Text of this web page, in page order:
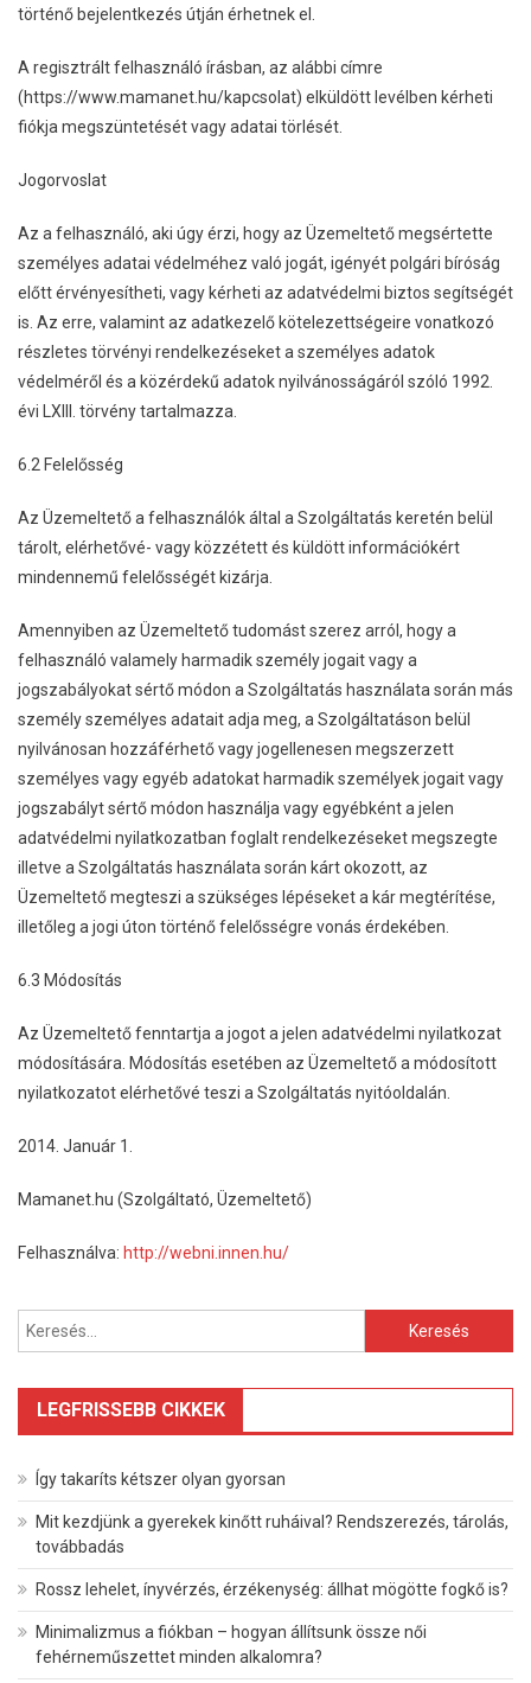
történő bejelentkezés útján érhetnek el.
A regisztrált felhasználó írásban, az alábbi címre
(https://www.mamanet.hu/kapcsolat) elküldött levélben kérheti
fiókja megszüntetését vagy adatai törlését.
Jogorvoslat
Az a felhasználó, aki úgy érzi, hogy az Üzemeltető megsértette
személyes adatai védelméhez való jogát, igényét polgári bíróság
előtt érvényesítheti, vagy kérheti az adatvédelmi biztos segítségét
is. Az erre, valamint az adatkezelő kötelezettségeire vonatkozó
részletes törvényi rendelkezéseket a személyes adatok
védelméről és a közérdekű adatok nyilvánosságáról szóló 1992.
évi LXIII. törvény tartalmazza.
6.2 Felelősség
Az Üzemeltető a felhasználók által a Szolgáltatás keretén belül
tárolt, elérhetővé- vagy közzétett és küldött információkért
mindennemű felelősségét kizárja.
Amennyiben az Üzemeltető tudomást szerez arról, hogy a
felhasználó valamely harmadik személy jogait vagy a
jogszabályokat sértő módon a Szolgáltatás használata során más
személy személyes adatait adja meg, a Szolgáltatáson belül
nyilvánosan hozzáférhető vagy jogellenesen megszerzett
személyes vagy egyéb adatokat harmadik személyek jogait vagy
jogszabályt sértő módon használja vagy egyébként a jelen
adatvédelmi nyilatkozatban foglalt rendelkezéseket megszegte
illetve a Szolgáltatás használata során kárt okozott, az
Üzemeltető megteszi a szükséges lépéseket a kár megtérítése,
illetőleg a jogi úton történő felelősségre vonás érdekében.
6.3 Módosítás
Az Üzemeltető fenntartja a jogot a jelen adatvédelmi nyilatkozat
módosítására. Módosítás esetében az Üzemeltető a módosított
nyilatkozatot elérhetővé teszi a Szolgáltatás nyitóoldalán.
2014. Január 1.
Mamanet.hu (Szolgáltató, Üzemeltető)
Felhasználva: http://webni.innen.hu/
Keresés:
LEGFRISSEBB CIKKEK
Így takaríts kétszer olyan gyorsan
Mit kezdjünk a gyerekek kinőtt ruháival? Rendszerezés, tárolás,
továbbadás
Rossz lehelet, ínyvérzés, érzékenység: állhat mögötte fogkő is?
Minimalizmus a fiókban – hogyan állítsunk össze női
fehérneműszettet minden alkalomra?